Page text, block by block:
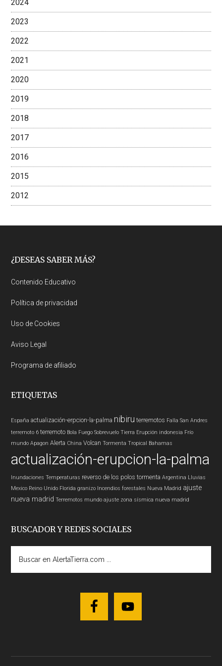
2024
2023
2022
2021
2020
2019
2018
2017
2016
2015
2012
Footer
¿DESEAS SABER MÁS?
Contenido Educativo
Política de privacidad
Uso de Cookies
Aviso Legal
Programa de afiliado
ETIQUETAS
España actualización-erpcion-la-palma nibiru terremotos Falla San Andres
terremoto 6 terremoto Bola Fuego Sobrevuelo Tierra Erupción indonesia Frío
mundo Apagon Alerta China Volcan Tormenta Tropical Bahamas
actualización-erupcion-la-palma
Inundaciones Temperaturas reverso de los polos tormenta Argentina Lluvias
Mexico Reino Unido Florida granizo Incendios forestales Nueva Madrid ajuste
nueva madrid Terremotos mundo ajuste zona sísmica nueva madrid
BUSCADOR Y REDES SOCIALES
AlertaTierra.com